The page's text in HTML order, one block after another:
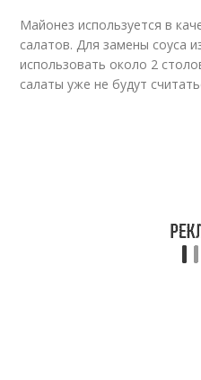
Майонез используется в
салатов. Для замены соуса
использовать около 2
салаты уже не будут